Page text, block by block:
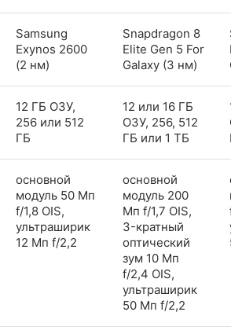
Samsung
Exynos 2600
(2 нм)
Snapdragon 8
Elite Gen 5 For
Galaxy (3 нм)
12 ГБ ОЗУ,
256 или 512
ГБ
12 или 16 ГБ
ОЗУ, 256, 512
ГБ или 1 ТБ
основной
модуль 50 Мп
f/1,8 OIS,
ультраширик
12 Мп f/2,2
основной
модуль 200
Мп f/1,7 OIS,
3-кратный
оптический
зум 10 Мп
f/2,4 OIS,
ультраширик
50 Мп f/2,2